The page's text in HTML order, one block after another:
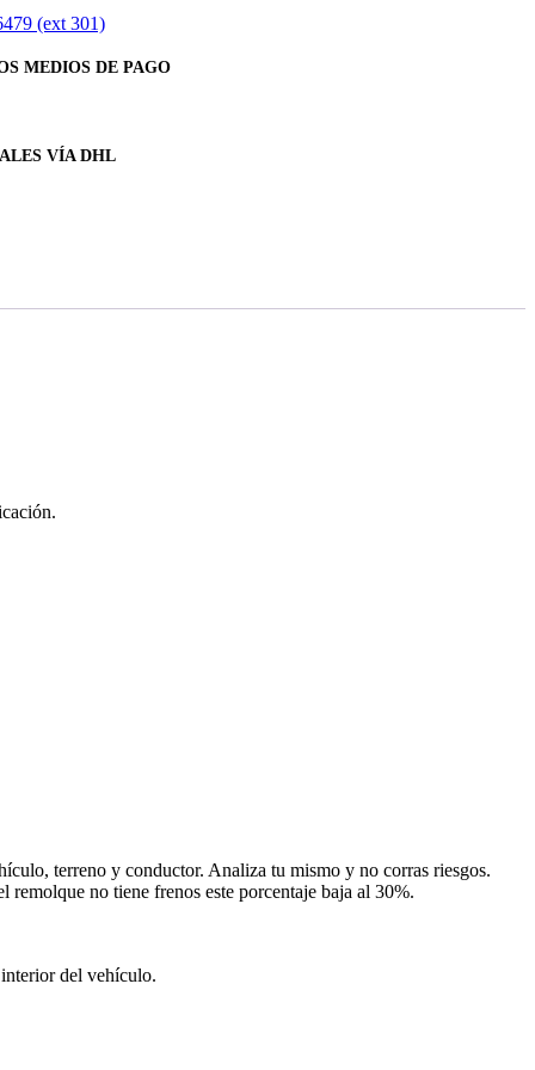
(ext 301)
MEDIOS DE PAGO
VÍA DHL
terreno y conductor. Analiza tu mismo y no corras riesgos.
no tiene frenos este porcentaje baja al 30%.
interior del vehículo.